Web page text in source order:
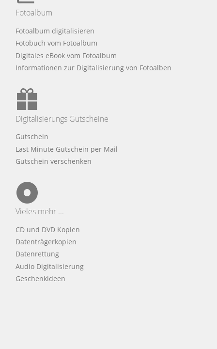
Fotoalbum
Fotoalbum digitalisieren
Fotobuch vom Fotoalbum
Digitales eBook vom Fotoalbum
Informationen zur Digitalisierung von Fotoalben
Digitalisierungs Gutscheine
Gutschein
Last Minute Gutschein per Mail
Gutschein verschenken
Vieles mehr ...
CD und DVD Kopien
Datenträgerkopien
Datenrettung
Audio Digitalisierung
Geschenkideen